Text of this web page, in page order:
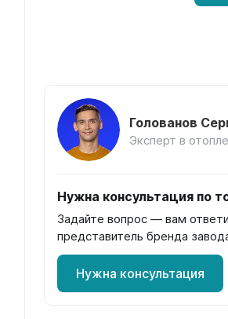
Голованов
Эксперт в
Нужна консультация по
Задайте вопрос — вам
представитель бренда
Нужна консультация